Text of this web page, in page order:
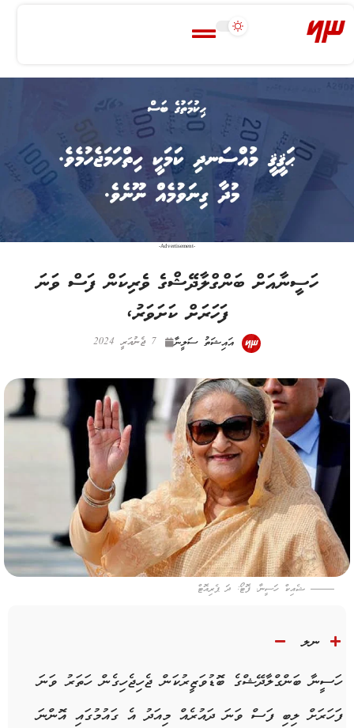
-Advertisement-
‎ހަސީނާއަށް ބަންގްލާދޭޝްގެ ވެރިކަން ފަސް ވަނަ
ފަހަރަށް ކަށަވަރު،
އައިޝަތު ސަލީނާ 7 ޖެނުއަރީ 2024
ޝެއިކް ހަސީނާ. ފޮޓޯ: ދަ ޕެރިއޮޓް
ނލ
ހަސީނާ ބަންގްލާދޭޝްގެ ބޮޑުވަޒީރުކަން ޖެހިޖެހިގެން ހަތަރު ވަނަ
ފަހަރަށް ލިބި ފަސް ވަނަ ދައުރެއް މިއަދު އެ ގައުމުގައި އޮންނަ